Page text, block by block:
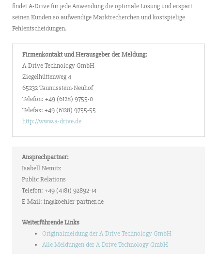
findet A-Drive für jede Anwendung die optimale Lösung und erspart
seinen Kunden so aufwendige Marktrecherchen und kostspielige
Fehlentscheidungen.
Firmenkontakt und Herausgeber der Meldung:
A-Drive Technology GmbH
Ziegelhüttenweg 4
65232 Taunusstein-Neuhof
Telefon: +49 (6128) 9755-0
Telefax: +49 (6128) 9755-55
http://www.a-drive.de
Ansprechpartner:
Isabell Nemitz
Public Relations
Telefon: +49 (4181) 92892-14
E-Mail: in@koehler-partner.de
Weiterführende Links
Originalmeldung der A-Drive Technology GmbH
Alle Meldungen der A-Drive Technology GmbH